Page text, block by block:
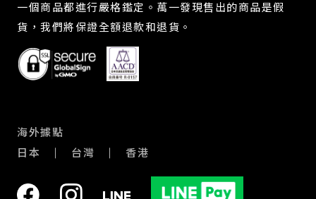
一個商品都進行嚴格鑑定。萬一發現售出的商品是假
貨，我們將保證全額退款和退貨。
海外據點
日本
台灣 香港